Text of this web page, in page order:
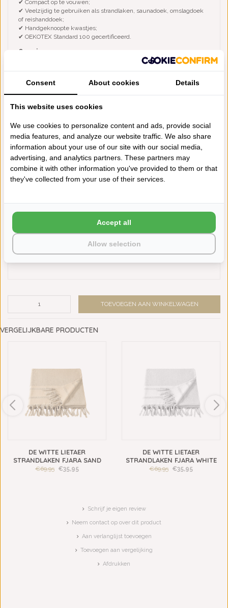
✔ Compact op te vouwen;
✔ Veelzijdig te gebruiken als strandlaken, saunadoek, omslagdoek
of reishanddoek;
✔ Handgeknoopte kwastjes;
✔ OEKOTEX Standard 100 gecertificeerd.
Op reis
Neem deze hamamdoek mee naar het strand, de sauna, het
Ook thuis is deze hamamdoek fijn in gebruik, bijvoorbeeld in de
badkamer, tuin of wellnessruimte.
Cadeautip
praktisch cadeau voor iemand die houdt van strand, sauna, wellness
of reizen. Door de neutrale kleur en het lichte materiaal is deze
hamamdoek stijlvol, handig en bijzonder om te geven.
Wasadvies
Wassen op 30°C. Om krimp te beperken adviseren wij de doek niet
in de droger te drogen. Wassen op 60°C en drogen in de droger op
lage temperatuur op de stand kreukherstellend is mogelijk, maar de
dit ambachtelijk vervaardigde product en dragen bij aan het
authentieke karakter van de hamamdoek. De werkelijke kleuren
kunnen iets afwijken van de kleuren zoals deze op uw beeldscherm
worden weergegeven.
TOEVOEGEN AAN WINKELWAGEN
VERGELIJKBARE PRODUCTEN
DE WITTE LIETAER
STRANDLAKEN FJARA SAND
€69,95 €35,95
DE WITTE LIETAER
STRANDLAKEN FJARA WHITE
€69,95 €35,95
Schrijf je eigen review
Neem contact op over dit product
Aan verlanglijst toevoegen
Toevoegen aan vergelijking
Afdrukken
Consent About cookies Details
This website uses cookies
We use cookies to personalize content and ads, provide social
media features, and analyze our website traffic. We also share
information about your use of our site with our social media,
advertising, and analytics partners. These partners may
combine it with other information you've provided to them or that
they've collected from your use of their services.
Allow selection
Accept all